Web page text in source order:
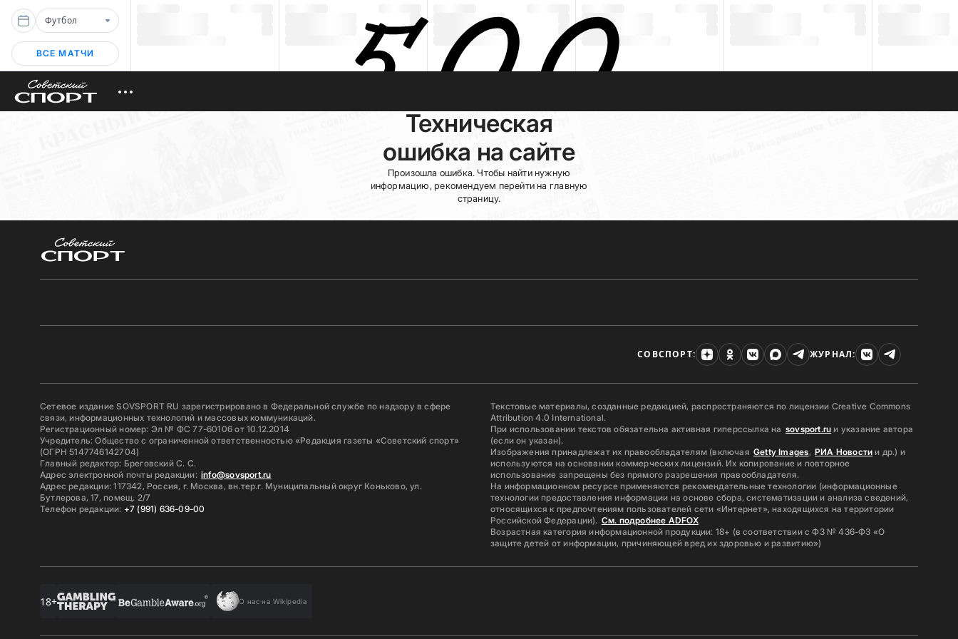
Футбол
ВСЕ МАТЧИ
Техническая
ошибка на сайте
Произошла ошибка. Чтобы найти нужную
информацию, рекомендуем перейти на главную
страницу.
СОВСПОРТ: ЖУРНАЛ:
Сетевое издание SOVSPORT RU зарегистрировано в Федеральной службе по надзору в сфере
связи, информационных технологий и массовых коммуникаций.
Регистрационный номер: Эл № ФС 77-60106 от 10.12.2014
Учредитель: Общество с ограниченной ответственностью «Редакция газеты «Советский спорт»
(ОГРН 5147746142704)
Главный редактор: Бреговский С. С.
Адрес электронной почты редакции: info@sovsport.ru
Адрес редакции: 117342, Россия, г. Москва, вн.тер.г. Муниципальный округ Коньково, ул.
Бутлерова, 17, помещ. 2/7
Телефон редакции: +7 (991) 636-09-00
Текстовые материалы, созданные редакцией, распространяются по лицензии Creative Commons
Attribution 4.0 International.
При использовании текстов обязательна активная гиперссылка на sovsport.ru и указание автора
(если он указан).
Изображения принадлежат их правообладателям (включая Getty Images, РИА Новости и др.) и
используются на основании коммерческих лицензий. Их копирование и повторное
использование запрещены без прямого разрешения правообладателя.
На информационном ресурсе применяются рекомендательные технологии (информационные
технологии предоставления информации на основе сбора, систематизации и анализа сведений,
относящихся к предпочтениям пользователей сети «Интернет», находящихся на территории
Российской Федерации). См. подробнее ADFOX
Возрастная категория информационной продукции: 18+ (в соответствии с ФЗ № 436-ФЗ «О
защите детей от информации, причиняющей вред их здоровью и развитию»)
18+ О нас на Wikipedia